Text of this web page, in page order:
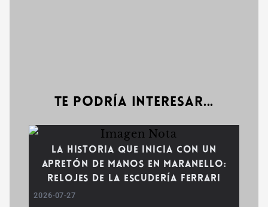
Te podría interesar...
La historia que inicia con un
apretón de manos en Maranello:
relojes de la escudería Ferrari
2026-07-27